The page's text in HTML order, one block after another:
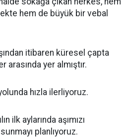
hem de büyük bir vebal
itibaren küresel çapta
yer almıştır.
hızla ilerliyoruz.
ilk aylarında aşımızı
planlıyoruz.